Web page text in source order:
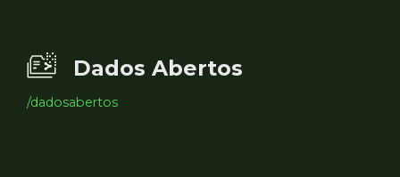
Dados Abertos
/dadosabertos